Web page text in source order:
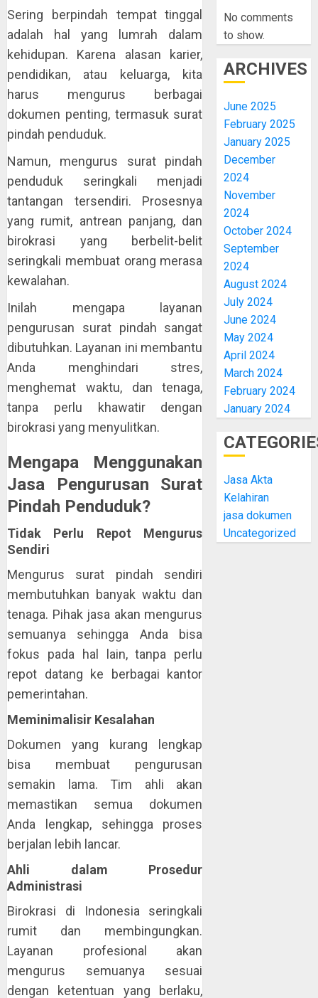
Sering berpindah tempat tinggal
adalah hal yang lumrah dalam
kehidupan. Karena alasan karier,
pendidikan, atau keluarga, kita
harus mengurus berbagai
dokumen penting, termasuk surat
pindah penduduk.
Namun, mengurus surat pindah
penduduk seringkali menjadi
tantangan tersendiri. Prosesnya
yang rumit, antrean panjang, dan
birokrasi yang berbelit-belit
seringkali membuat orang merasa
kewalahan.
Inilah mengapa layanan
pengurusan surat pindah sangat
dibutuhkan. Layanan ini membantu
Anda menghindari stres,
menghemat waktu, dan tenaga,
tanpa perlu khawatir dengan
birokrasi yang menyulitkan.
Mengapa Menggunakan
Jasa Pengurusan Surat
Pindah Penduduk?
Tidak Perlu Repot Mengurus
Sendiri
Mengurus surat pindah sendiri
membutuhkan banyak waktu dan
tenaga. Pihak jasa akan mengurus
semuanya sehingga Anda bisa
fokus pada hal lain, tanpa perlu
repot datang ke berbagai kantor
pemerintahan.
Meminimalisir Kesalahan
Dokumen yang kurang lengkap
bisa membuat pengurusan
semakin lama. Tim ahli akan
memastikan semua dokumen
Anda lengkap, sehingga proses
berjalan lebih lancar.
Ahli dalam Prosedur
Administrasi
Birokrasi di Indonesia seringkali
rumit dan membingungkan.
Layanan profesional akan
mengurus semuanya sesuai
dengan ketentuan yang berlaku,
No comments
to show.
ARCHIVES
June 2025
February 2025
January 2025
December
2024
November
2024
October 2024
September
2024
August 2024
July 2024
June 2024
May 2024
April 2024
March 2024
February 2024
January 2024
Jasa Akta
Kelahiran
jasa dokumen
Uncategorized